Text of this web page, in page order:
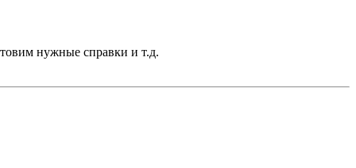
нужные справки и т.д.